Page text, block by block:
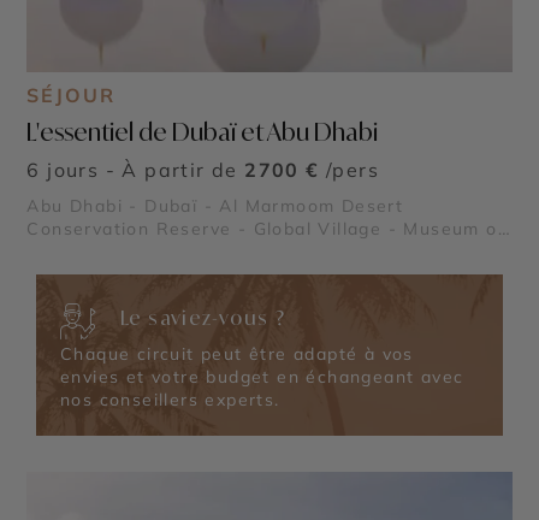
SÉJOUR
L'essentiel de Dubaï et Abu Dhabi
6 jours - À partir de 2700 € /pers
Abu Dhabi - Dubaï - Al Marmoom Desert
Conservation Reserve - Global Village - Museum of
Jumeirah - Dubai Creek & Abra ride - Al Fahidi
Frame - Palm Jumeirah - Dubaï Mall & Fontaine de
Dubaï - Wadi Ghalilah - Al Zorah Nature Reserve -
Mleiha Archaeological Centre - Sir Bani Yas Island
- Qasr Al Watan - Qasr Al Hosn - Mosquée Sheikh
Zayed - Masdar City - Mangrove National Park -
Forts de Al Aïn - Emirates Palace Mandarin Oriental
Le saviez-vous ?
Chaque circuit peut être adapté à vos
envies et votre budget en échangeant avec
nos conseillers experts.